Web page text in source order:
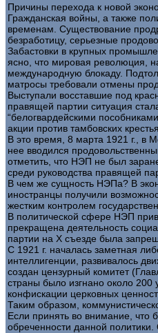
Причины перехода к новой
Гражданская войны, а также
временам. Существование
безработицу, серьезные
Забастовки в крупных
ясно, что мировая революция,
международную блокаду.
матросы требовали отмены
Выступали восставшие под
правящей партии ситуация
“белогвардейскими
акции против тамбовских
В это время, 8 марта 1921 г., в
нее вводился
отметить, что НЭП не был
среди руководства правящей
В чем же сущность НЭПа? В
иностранцы получили
жестким контролем
В политической сфере НЭП
прекращена деятельность
партии на X съезде была
С 1921 г. началась заметная
интеллигенции, развивалось
создан цензурный комитет
страны было изгнано около 200
конфискации церковных
Таким образом,
Если принять во внимание, что
обреченности данной